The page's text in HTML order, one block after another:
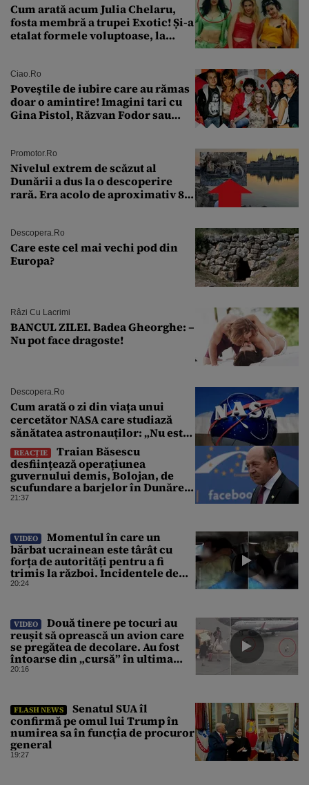
Cum arată acum Julia Chelaru,
fosta membră a trupei Exotic! Și-a
etalat formele voluptoase, la
Ciao.ro
Poveştile de iubire care au rămas
doar o amintire! Imagini tari cu
Gina Pistol, Răzvan Fodor sau
Promotor.ro
Nivelul extrem de scăzut al
Dunării a dus la o descoperire
rară. Era acolo de aproximativ 80
Descopera.ro
Care este cel mai vechi pod din
Europa?
Râzi Cu Lacrimi
BANCUL ZILEI. Badea Gheorghe: –
Nu pot face dragoste!
Descopera.ro
Cum arată o zi din viața unui
cercetător NASA care studiază
sănătatea astronauților: „Nu este
o știință complicată”
REACȚIE
Traian Băsescu
desființează operațiunea
guvernului demis, Bolojan, de
scufundare a barjelor în Dunăre:
„Este o improvizație”
21:37
VIDEO
Momentul în care un
bărbat ucrainean este târât cu
forța de autorități pentru a fi
trimis la război. Incidentele de
acest fel sunt tot mai dese
20:24
VIDEO
Două tinere pe tocuri au
reușit să oprească un avion care
se pregătea de decolare. Au fost
întoarse din „cursă” în ultima
clipă. Imaginile au devenit virale
20:16
FLASH NEWS
Senatul SUA îl
confirmă pe omul lui Trump în
numirea sa în funcția de procuror
general
19:27